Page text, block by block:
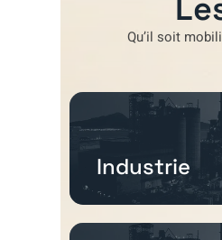
Qu’il soit
Industrie